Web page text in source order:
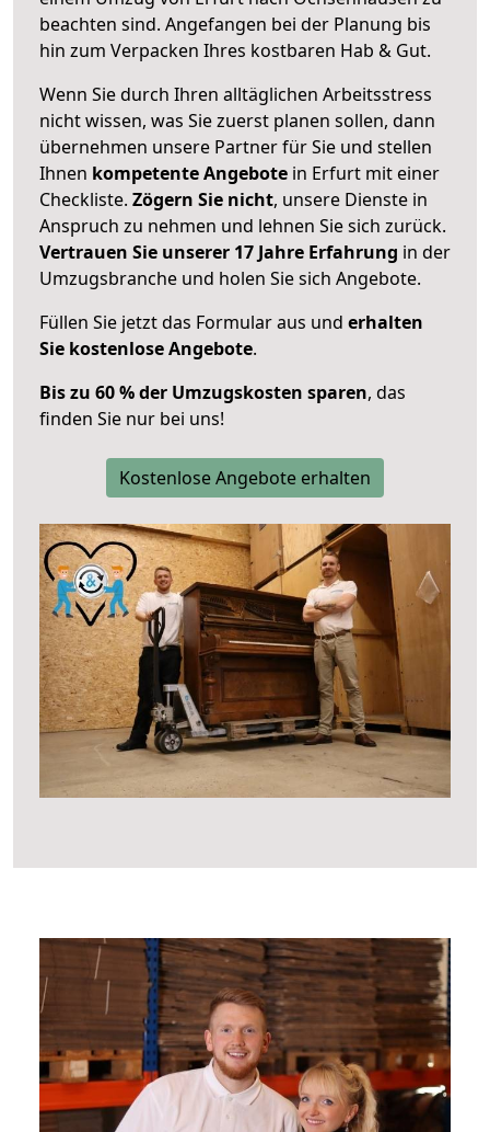
beachten sind. Angefangen bei der Planung bis
hin zum Verpacken Ihres kostbaren Hab & Gut.
Wenn Sie durch Ihren alltäglichen Arbeitsstress
nicht wissen, was Sie zuerst planen sollen, dann
übernehmen unsere Partner für Sie und stellen
Ihnen kompetente Angebote in Erfurt mit einer
Checkliste. Zögern Sie nicht, unsere Dienste in
Anspruch zu nehmen und lehnen Sie sich zurück.
Vertrauen Sie unserer 17 Jahre Erfahrung in der
Umzugsbranche und holen Sie sich Angebote.
Füllen Sie jetzt das Formular aus und erhalten
Sie kostenlose Angebote.
Bis zu 60 % der Umzugskosten sparen, das
finden Sie nur bei uns!
Kostenlose Angebote erhalten